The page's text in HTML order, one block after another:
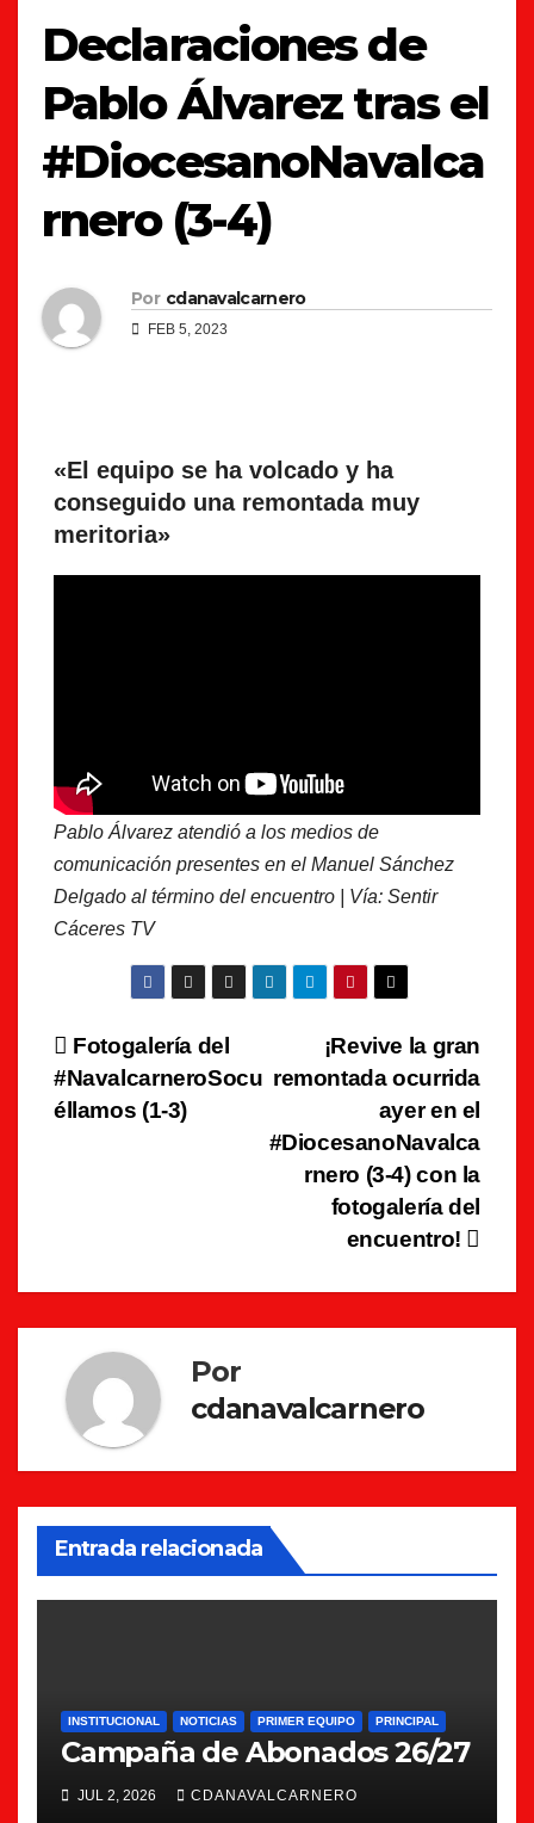
Declaraciones de
Pablo Álvarez tras el
#DiocesanoNavalca
rnero (3-4)
Por cdanavalcarnero
FEB 5, 2023
«El equipo se ha volcado y ha
conseguido una remontada muy
meritoria»
Pablo Álvarez atendió a los medios de
comunicación presentes en el Manuel Sánchez
Delgado al término del encuentro | Vía: Sentir
Cáceres TV
Navegación
de
¡Revive la gran
remontada ocurrida
ayer en el
#DiocesanoNavalca
rnero (3-4) con la
fotogalería del
encuentro!
Fotogalería del
#NavalcarneroSocu
éllamos (1-3)
Por
cdanavalcarnero
Entrada relacionada
INSTITUCIONAL NOTICIAS PRIMER EQUIPO PRINCIPAL
Campaña de Abonados 26/27
JUL 2, 2026 CDANAVALCARNERO